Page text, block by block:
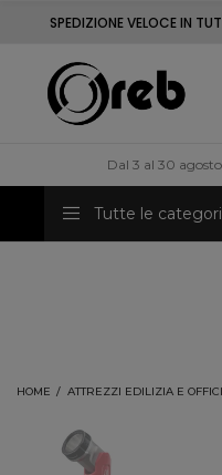
SPEDIZIONE VELOCE IN
Dal 3 al 30
Tutte le
HOME ATTREZZI EDILIZIA E